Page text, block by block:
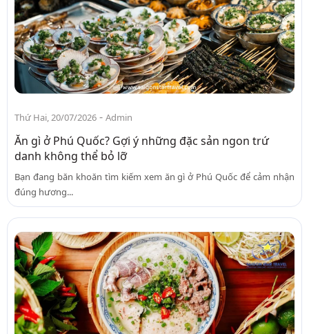
Thứ Hai, 20/07/2026 - Admin
Ăn gì ở Phú Quốc? Gợi ý những đặc sản ngon trứ
danh không thể bỏ lỡ
Bạn đang băn khoăn tìm kiếm xem ăn gì ở Phú Quốc để cảm nhận
đúng hương...